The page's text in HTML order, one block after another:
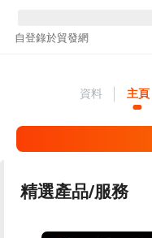
自登錄於貿發網
資料 主頁
精選產品/服務